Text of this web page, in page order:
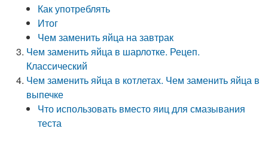
Как употреблять
Итог
Чем заменить яйца на завтрак
Чем заменить яйца в шарлотке. Рецеп.
Классический
Чем заменить яйца в котлетах. Чем заменить яйца в
выпечке
Что использовать вместо яиц для смазывания
теста